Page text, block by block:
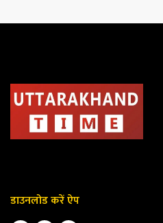
डाउनलोड करें ऐप